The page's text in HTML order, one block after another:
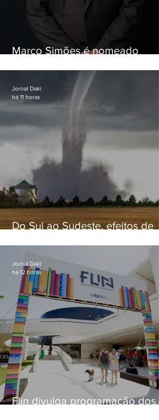
Marco Simões é nomeado
Do Sul ao Sudeste, efeitos de
apreensão na população
Jornal Daki
há 11 horas
Flin divulga programação dos
Jornal Daki
há 12 horas